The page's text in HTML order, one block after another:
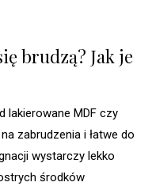
brudzą? Jak je
lakierowane MDF czy
zabrudzenia i łatwe do
wystarczy lekko
środków